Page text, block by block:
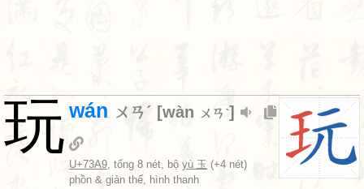
玩 wán ㄨㄢˊ [wàn ㄨㄢˋ]
U+73A9, tổng 8 nét, bộ yù 玉 (+4 nét)
phồn & giản thể, hình thanh